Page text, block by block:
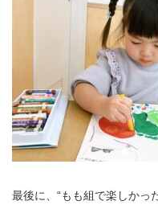
最後に、“もも組で楽しかっ